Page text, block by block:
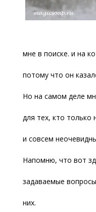
мне в поиске. и на
потому что он
Но на самом деле
для тех, кто только
и совсем
Напомню, что вот
задаваемые
них.